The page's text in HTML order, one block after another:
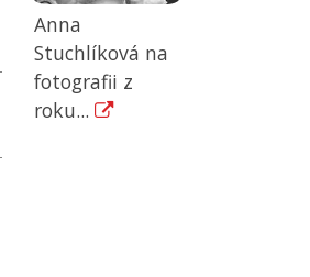
Anna
Stuchlíková na
fotografii z
roku...